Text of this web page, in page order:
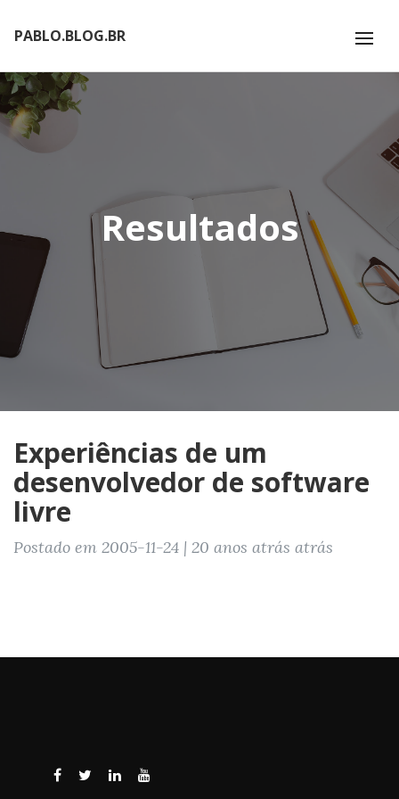
PABLO.BLOG.BR
Resultados
Experiências de um
desenvolvedor de software
livre
Postado em 2005-11-24 | 20 anos atrás atrás